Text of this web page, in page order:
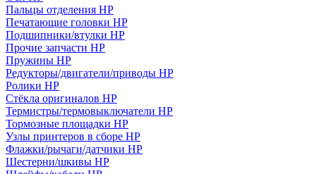
Пальцы отделения HP
Печатающие головки HP
Подшипники/втулки HP
Прочие запчасти HP
Пружины HP
Редукторы/двигатели/приводы HP
Ролики HP
Стёкла оригиналов HP
Термистры/термовыключатели HP
Тормозные площадки HP
Узлы принтеров в сборе HP
Флажки/рычаги/датчики HP
Шестерни/шкивы HP